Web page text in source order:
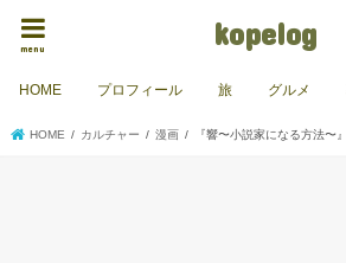
kopelog
menu
HOME プロフィール 旅 グルメ
HOME カルチャー 漫画 『響〜小説家になる方法〜